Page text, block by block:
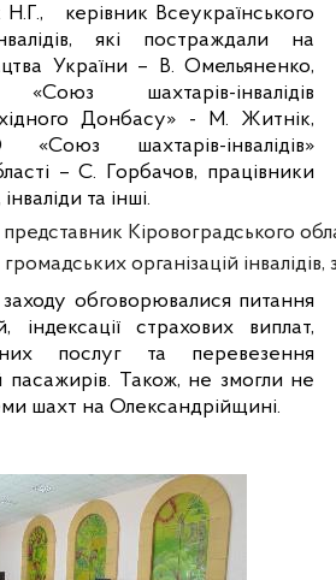
Н.Г.,
керівник Всеукраїнського
які постраждали на
України – В. Омельяненко,
шахтарів-інвалідів
Донбасу» - М. Житнік,
шахтарів-інвалідів»
– С. Горбачов, працівники
та інші.
Кіровоградського
організацій
обговорювалися питання
індексації страхових виплат,
послуг та перевезення
пасажирів. Також, не змогли не
шахт на Олександрійщині.